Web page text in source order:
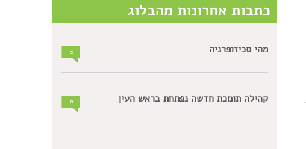
כתבות אחרונות מהבלוג
מהי סכיזופרניה 0
קהילה תומכת חדשה נפתחת בראש העין 0